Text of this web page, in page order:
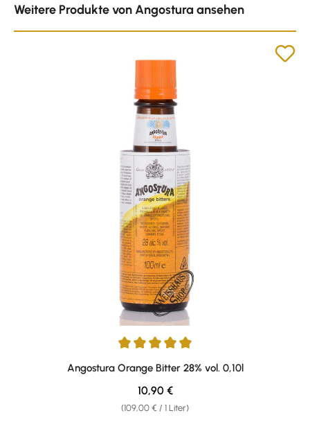
Weitere Produkte von Angostura ansehen
Durchschnittliche Bewertung von 5 von 5 Sternen
Angostura Orange Bitter 28% vol. 0,10l
(109,00 € / 1 Liter)
Regulärer Preis:
10,90 €